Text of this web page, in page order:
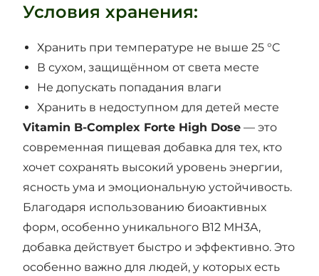
Условия хранения:
Хранить при температуре не выше 25 °C
В сухом, защищённом от света месте
Не допускать попадания влаги
Хранить в недоступном для детей месте
Vitamin B-Complex Forte High Dose — это
современная пищевая добавка для тех, кто
хочет сохранять высокий уровень энергии,
ясность ума и эмоциональную устойчивость.
Благодаря использованию биоактивных
форм, особенно уникального B12 MH3A,
добавка действует быстро и эффективно. Это
особенно важно для людей, у которых есть